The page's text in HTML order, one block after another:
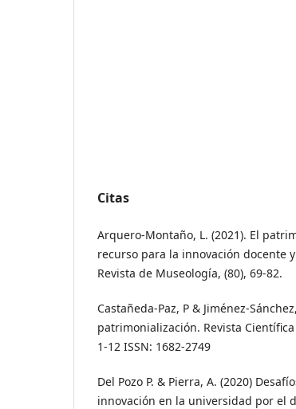
Citas
Arquero-Montaño, L. (2021). El
recurso para la innovación docente
Revista de Museología, (80), 69-82.
Castañeda-Paz, P & Jiménez-
patrimonialización. Revista
1-12 ISSN: 1682-2749
Del Pozo P. & Pierra, A. (2020)
innovación en la universidad por el